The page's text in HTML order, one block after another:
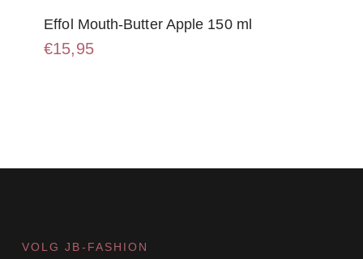
Effol Mouth-Butter Apple 150 ml
€15,95
VOLG JB-FASHION